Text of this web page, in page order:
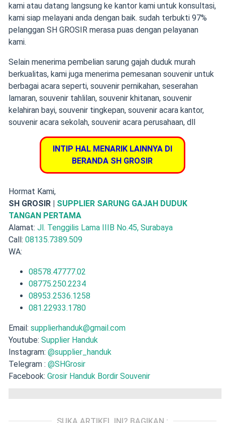
kami atau datang langsung ke kantor kami untuk konsultasi,
kami siap melayani anda dengan baik. sudah terbukti 97%
pelanggan SH GROSIR merasa puas dengan pelayanan
kami.
Selain menerima pembelian sarung gajah duduk murah
berkualitas, kami juga menerima pemesanan souvenir untuk
berbagai acara seperti, souvenir pernikahan, seserahan
lamaran, souvenir tahlilan, souvenir khitanan, souvenir
kelahiran bayi, souvenir tingkepan, souvenir acara kantor,
souvenir acara sekolah, souvenir acara perusahaan, dll
INTIP HAL MENARIK LAINNYA DI
BERANDA SH GROSIR
Hormat Kami,
SH GROSIR | SUPPLIER SARUNG GAJAH DUDUK
TANGAN PERTAMA
Alamat: Jl. Tenggilis Lama IIIB No.45, Surabaya
Call: 08135.7389.509
WA:
08578.47777.02
08775.250.2234
08953.2536.1258
081.22933.1780
Email: supplierhanduk@gmail.com
Youtube: Supplier Handuk
Instagram: @supplier_handuk
Telegram : @SHGrosir
Facebook: Grosir Handuk Bordir Souvenir
SUKA ARTIKEL INI? BAGIKAN :